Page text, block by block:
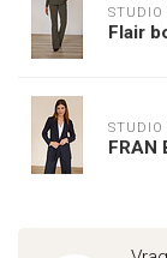
STUDIO
Flair
STUDIO
FRAN